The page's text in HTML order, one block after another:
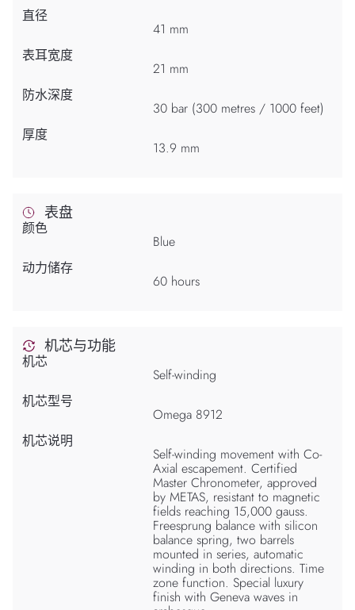
直径
41 mm
表耳宽度
21 mm
防水深度
30 bar (300 metres / 1000 feet)
厚度
13.9 mm
表盘
颜色
Blue
动力储存
60 hours
机芯与功能
机芯
Self-winding
机芯型号
Omega 8912
机芯说明
Self-winding movement with Co-
Axial escapement. Certified
Master Chronometer, approved
by METAS, resistant to magnetic
fields reaching 15,000 gauss.
Freesprung balance with silicon
balance spring, two barrels
mounted in series, automatic
winding in both directions. Time
zone function. Special luxury
finish with Geneva waves in